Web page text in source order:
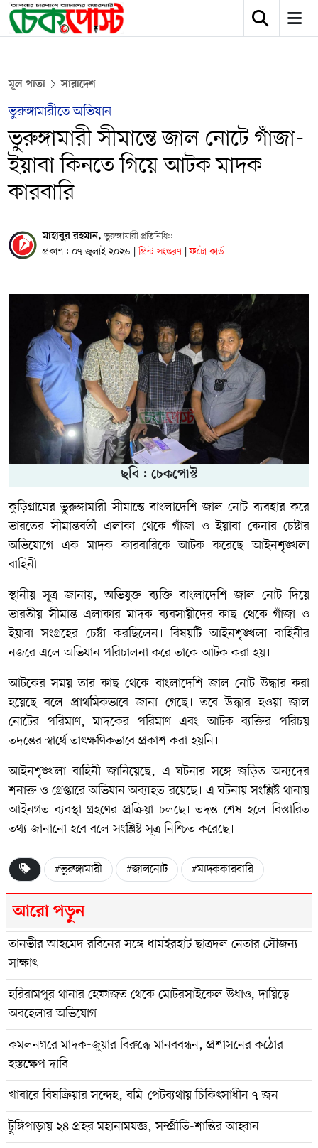
মূল পাতা সারাদেশ
ভুরুঙ্গামারীতে অভিযান
ভুরুঙ্গামারী সীমান্তে জাল নোটে গাঁজা-
ইয়াবা কিনতে গিয়ে আটক মাদক
কারবারি
মাহাবুর রহমান,ভুরুঙ্গামারী প্রতিনিধি::
প্রকাশ : ০৭ জুলাই ২০২৬ | প্রিন্ট সংস্করণ | ফটো কার্ড
ছবি : চেকপোস্ট
কুড়িগ্রামের ভুরুঙ্গামারী সীমান্তে বাংলাদেশি জাল নোট ব্যবহার করে
ভারতের সীমান্তবর্তী এলাকা থেকে গাঁজা ও ইয়াবা কেনার চেষ্টার
অভিযোগে এক মাদক কারবারিকে আটক করেছে আইনশৃঙ্খলা
বাহিনী।
স্থানীয় সূত্র জানায়, অভিযুক্ত ব্যক্তি বাংলাদেশি জাল নোট দিয়ে
ভারতীয় সীমান্ত এলাকার মাদক ব্যবসায়ীদের কাছ থেকে গাঁজা ও
ইয়াবা সংগ্রহের চেষ্টা করছিলেন। বিষয়টি আইনশৃঙ্খলা বাহিনীর
নজরে এলে অভিযান পরিচালনা করে তাকে আটক করা হয়।
আটকের সময় তার কাছ থেকে বাংলাদেশি জাল নোট উদ্ধার করা
হয়েছে বলে প্রাথমিকভাবে জানা গেছে। তবে উদ্ধার হওয়া জাল
নোটের পরিমাণ, মাদকের পরিমাণ এবং আটক ব্যক্তির পরিচয়
তদন্তের স্বার্থে তাৎক্ষণিকভাবে প্রকাশ করা হয়নি।
আইনশৃঙ্খলা বাহিনী জানিয়েছে, এ ঘটনার সঙ্গে জড়িত অন্যদের
শনাক্ত ও গ্রেপ্তারে অভিযান অব্যাহত রয়েছে। এ ঘটনায় সংশ্লিষ্ট থানায়
আইনগত ব্যবস্থা গ্রহণের প্রক্রিয়া চলছে। তদন্ত শেষ হলে বিস্তারিত
তথ্য জানানো হবে বলে সংশ্লিষ্ট সূত্র নিশ্চিত করেছে।
#ভুরুঙ্গামারী #জালনোট #মাদককারবারি
আরো পড়ুন
তানভীর আহমেদ রবিনের সঙ্গে ধামইরহাট ছাত্রদল নেতার সৌজন্য
সাক্ষাৎ
হরিরামপুর থানার হেফাজত থেকে মোটরসাইকেল উধাও, দায়িত্বে
অবহেলার অভিযোগ
কমলনগরে মাদক-জুয়ার বিরুদ্ধে মানববন্ধন, প্রশাসনের কঠোর
হস্তক্ষেপ দাবি
খাবারে বিষক্রিয়ার সন্দেহ, বমি-পেটব্যথায় চিকিৎসাধীন ৭ জন
টুঙ্গিপাড়ায় ২৪ প্রহর মহানামযজ্ঞ, সম্প্রীতি-শান্তির আহ্বান